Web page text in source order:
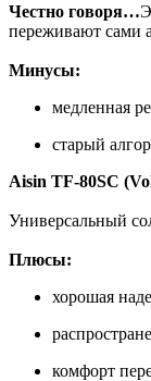
Честно говоря…
переживают сами
Минусы:
медленная
старый
Aisin TF-80SC
Универсальный
Плюсы:
хорошая
комфорт